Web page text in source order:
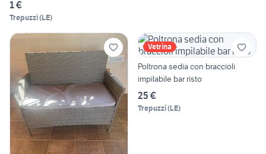
1 €
Trepuzzi(LE)
Vetrina
Poltrona sedia con braccioli
impilabile bar risto
25 €
Trepuzzi(LE)